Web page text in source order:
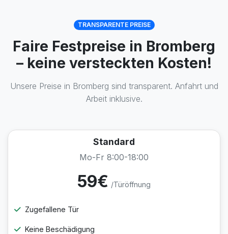
TRANSPARENTE PREISE
Faire Festpreise in Bromberg
– keine versteckten Kosten!
Unsere Preise in Bromberg sind transparent. Anfahrt und
Arbeit inklusive.
Standard
Mo-Fr 8:00-18:00
59€ /Türöffnung
Zugefallene Tür
Keine Beschädigung